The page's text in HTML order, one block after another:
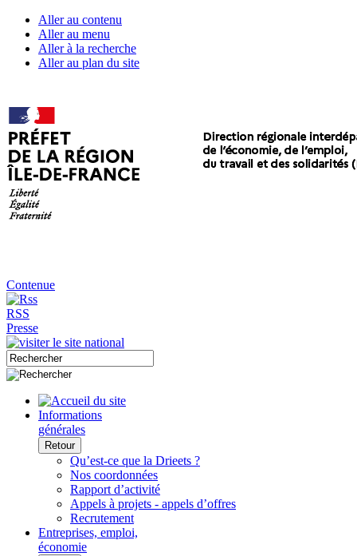
Aller au contenu
Aller au menu
Aller à la recherche
Aller au plan du site
Contenue
RSS
Presse
Informations
générales
Retour
Qu’est-ce que la Drieets ?
Nos coordonnées
Rapport d’activité
Appels à projets - appels d’offres
Recrutement
Entreprises, emploi,
économie